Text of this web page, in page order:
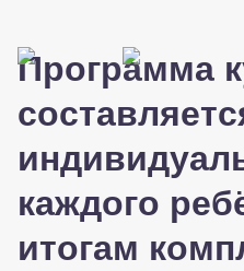
Программа
каждого
итогам